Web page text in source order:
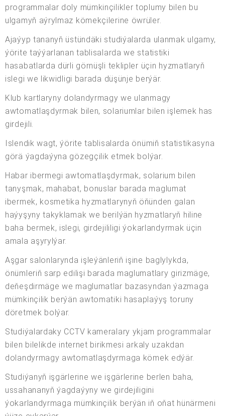
programmalar doly mümkinçilikler toplumy bilen bu
ulgamyň aýrylmaz kömekçilerine öwrüler.
Ajaýyp tananyň üstündäki studiýalarda ulanmak ulgamy,
ýörite taýýarlanan tablisalarda we statistiki
hasabatlarda dürli görnüşli teklipler üçin hyzmatlaryň
islegi we likwidligi barada düşünje berýär.
Klub kartlaryny dolandyrmagy we ulanmagy
awtomatlaşdyrmak bilen, solariumlar bilen işlemek has
girdejili.
Islendik wagt, ýörite tablisalarda önümiň statistikasyna
görä ýagdaýyna gözegçilik etmek bolýar.
Habar ibermegi awtomatlaşdyrmak, solarium bilen
tanyşmak, mahabat, bonuslar barada maglumat
ibermek, kosmetika hyzmatlarynyň öňünden galan
haýyşyny takyklamak we berilýän hyzmatlaryň hiline
baha bermek, islegi, girdejililigi ýokarlandyrmak üçin
amala aşyrylýar.
Aşgar salonlarynda işleýänleriň işine baglylykda,
önümleriň sarp edilişi barada maglumatlary girizmäge,
deňeşdirmäge we maglumatlar bazasyndan ýazmaga
mümkinçilik berýän awtomatiki hasaplaýyş toruny
döretmek bolýar.
Studiýalardaky CCTV kameralary ykjam programmalar
bilen bilelikde internet birikmesi arkaly uzakdan
dolandyrmagy awtomatlaşdyrmaga kömek edýär.
Studiýanyň işgärlerine we işgärlerine berlen baha,
ussahananyň ýagdaýyny we girdejiligini
ýokarlandyrmaga mümkinçilik berýän iň oňat hünärmeni